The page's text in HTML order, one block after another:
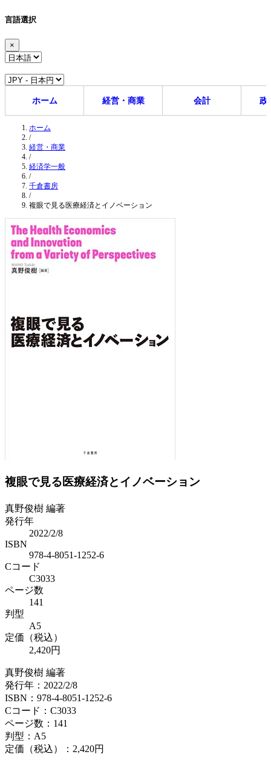
言語選択
×
ホーム 経営・商業 会計 政
ホーム
/
経営・商業
/
経済学一般
/
千倉書房
/
複眼で見る医療経済とイノベーション
複眼で見る医療経済とイノベーション
真野俊樹 編著
発行年
2022/2/8
ISBN
978-4-8051-1252-6
Cコード
C3033
ページ数
141
判型
A5
定価（税込）
2,420円
真野俊樹 編著
発行年：2022/2/8
ISBN：978-4-8051-1252-6
Cコード：C3033
ページ数：141
判型：A5
定価（税込）： 2,420円